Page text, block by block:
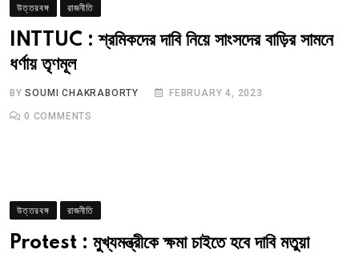
উত্তরবঙ্গ রাজনীতি
INTTUC : শ্রমিকদের দাবি নিয়ে সাংসদের বাড়ির সামনে
ধর্ণায় তৃণমূল
BYSOUMI CHAKRABORTY FEBRUARY 4, 2023
0 COMMENTS
উত্তরবঙ্গ রাজনীতি
Protest : মুখ্যমন্ত্রীকে ক্ষমা চাইতে হবে দাবি মতুয়া